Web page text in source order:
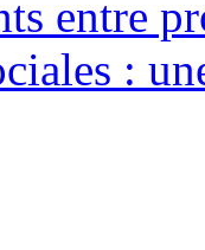
entre
: